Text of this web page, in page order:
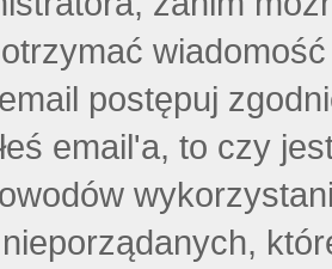
postępuj
email'a, to czy